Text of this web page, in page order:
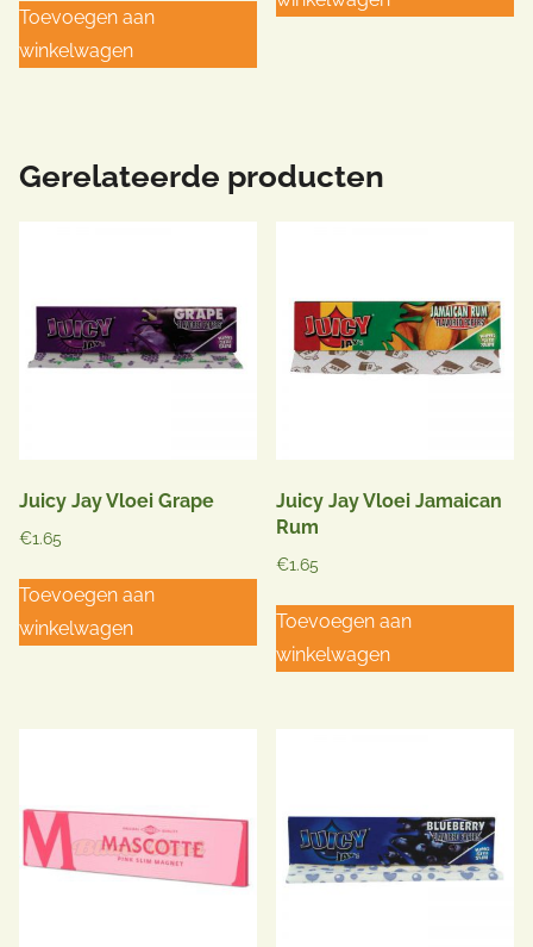
Toevoegen aan
winkelwagen
Gerelateerde producten
Juicy Jay Vloei Grape
€1.65
Toevoegen aan
winkelwagen
Juicy Jay Vloei Jamaican
Rum
€1.65
Toevoegen aan
winkelwagen